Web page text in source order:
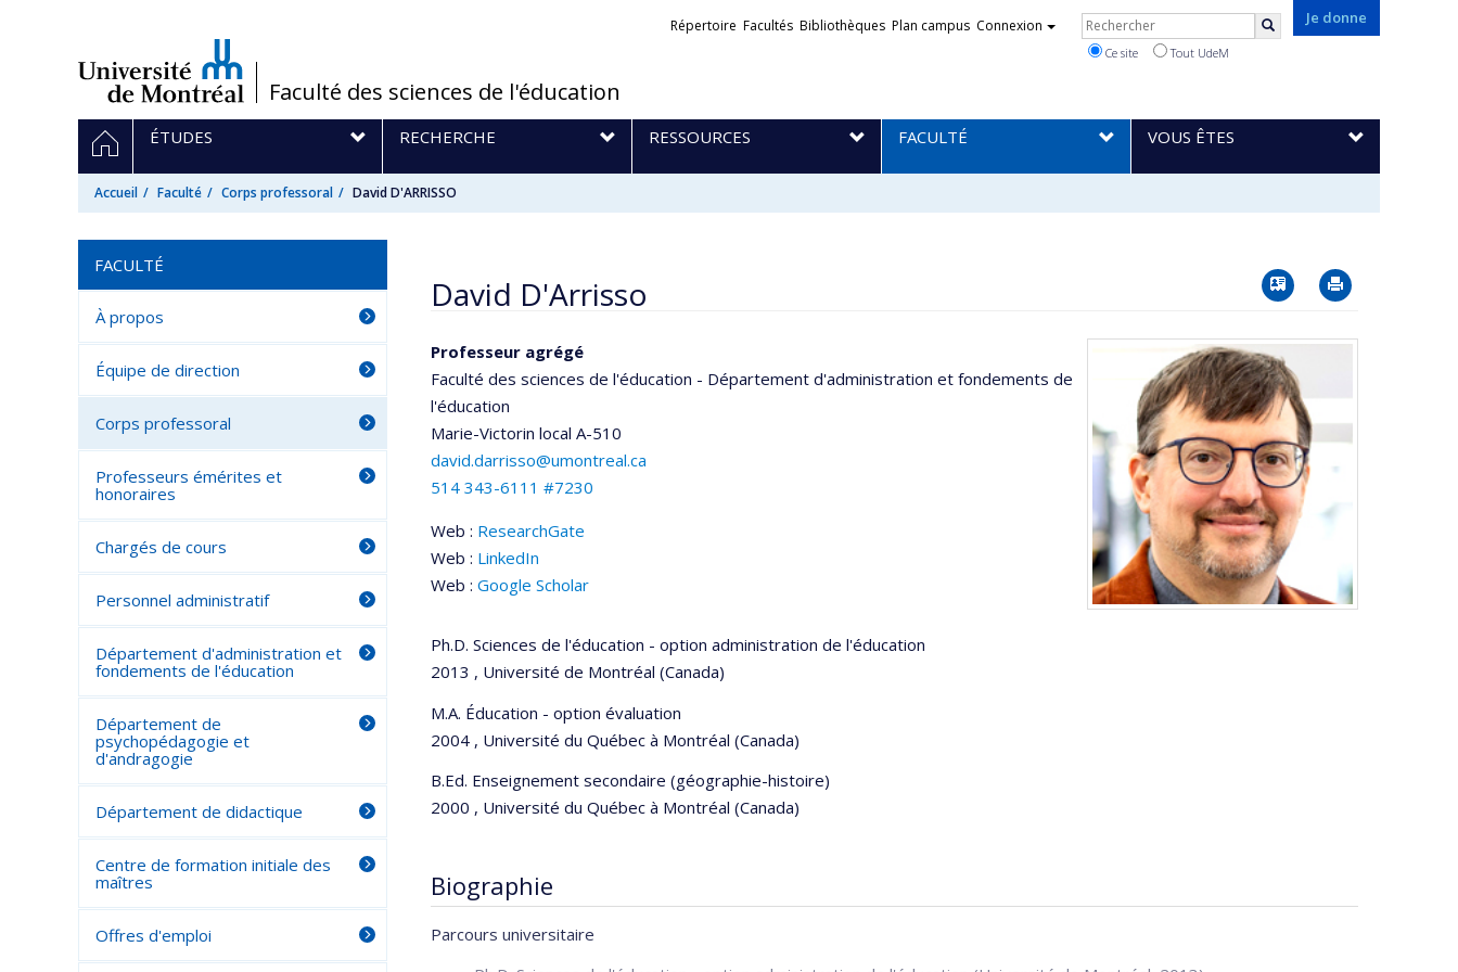
/Faculté des sciences de l'éducation
Je donne
Liens
Répertoire Facultés Bibliothèques Plan campus Connexion Rechercher
Ce site Tout UdeM
Navigation
principale
ACCUEIL
ÉTUDES RECHERCHE RESSOURCES FACULTÉ VOUS ÊTES
Accueil Faculté Corps professoral David D'ARRISSO
David D'Arrisso Vcard
Professeur agrégé
Faculté des sciences de l'éducation - Département d'administration et fondements de
l'éducation
Marie-Victorin local A-510
david.darrisso@umontreal.ca
514 343-6111 #7230
Web : ResearchGate
Web : LinkedIn
Web : Google Scholar
Ph.D. Sciences de l'éducation - option administration de l'éducation
2013 , Université de Montréal (Canada)
M.A. Éducation - option évaluation
2004 , Université du Québec à Montréal (Canada)
B.Ed. Enseignement secondaire (géographie-histoire)
2000 , Université du Québec à Montréal (Canada)
Biographie
Parcours universitaire
FACULTÉ
À propos
Équipe de direction
Corps professoral
Professeurs émérites et
honoraires
Chargés de cours
Personnel administratif
Département d'administration et
fondements de l'éducation
Département de
psychopédagogie et
d'andragogie
Département de didactique
Centre de formation initiale des
maîtres
Offres d'emploi